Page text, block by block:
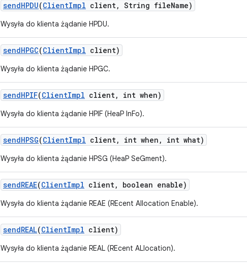
sendHPDU(ClientImpl client, String fileName)
Wysyła do klienta żądanie HPDU.
sendHPGC(ClientImpl client)
Wysyła do klienta żądanie HPGC.
sendHPIF(ClientImpl client, int when)
Wysyła do klienta żądanie HPIF (HeaP InFo).
sendHPSG(ClientImpl client, int when , int what)
Wysyła do klienta żądanie HPSG (HeaP SeGment).
sendREAE(ClientImpl client, boolean enable)
Wysyła do klienta żądanie REAE (REcent Allocation Enable).
sendREAL(ClientImpl client)
Wysyła do klienta żądanie REAL (REcent ALlocation).